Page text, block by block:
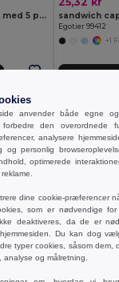
BUZZ Baseballkasket med 5 paneler
Egotier 99412
+1
-20%
Organic
45,76 kr
anvender både egne
den overordnede
analysere
og personlig
optimerede
dine cookie-præferencer
som er nødvendige for
deaktiveres, da de er
Du kan dog
typer cookies, såsom dem,
analyse og målretning.